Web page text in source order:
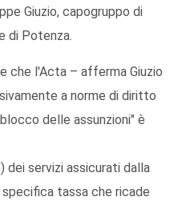
Giuzio, capogruppo di
di Potenza.
che l'Acta – afferma Giuzio
a norme di diritto
delle assunzioni" è
servizi assicurati dalla
tassa che ricade